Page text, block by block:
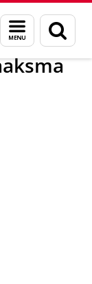
Menu
en
zoeken